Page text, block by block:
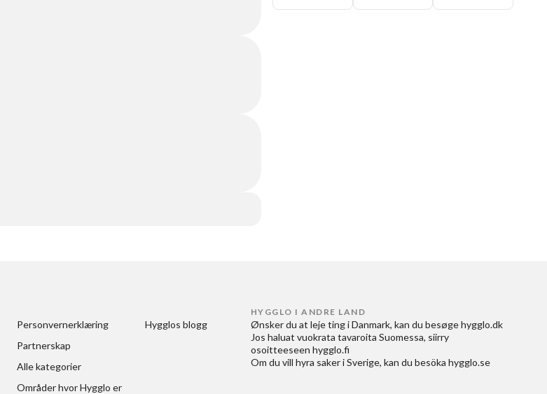
Personvernerklæring
Partnerskap
Alle kategorier
Områder hvor Hygglo er
Hygglos blogg
HYGGLO I ANDRE LAND
Ønsker du at leje ting i Danmark, kan du besøge hygglo.dk
Jos haluat vuokrata tavaroita Suomessa, siirry
osoitteeseen hygglo.fi
Om du vill hyra saker i Sverige, kan du besöka hygglo.se